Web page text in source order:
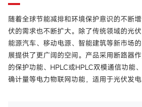
随着全球节能减排和环境保护意识的不断
伏的需求也不断扩大。除了传统领域的光
能源汽车、移动电源、智能建筑等新市场
展提供了更广阔的空间。产品采用断路器
的保护功能、HPLC或HPLC双模通信功能
确计量等电力物联网功能，适用于光伏发电